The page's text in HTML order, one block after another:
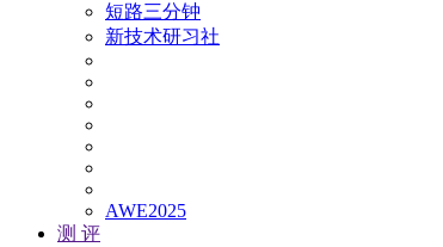
短路三分钟
新技术研习社
AWE2025
测 评